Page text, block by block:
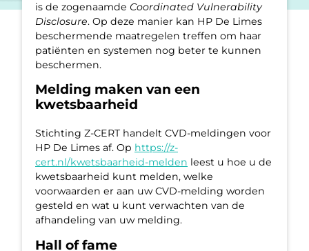
is de zogenaamde Coordinated Vulnerability
Disclosure. Op deze manier kan HP De Limes
beschermende maatregelen treffen om haar
patiënten en systemen nog beter te kunnen
beschermen.
Melding maken van een
kwetsbaarheid
Stichting Z-CERT handelt CVD-meldingen voor
HP De Limes af. Op https://z-
cert.nl/kwetsbaarheid-melden leest u hoe u de
kwetsbaarheid kunt melden, welke
voorwaarden er aan uw CVD-melding worden
gesteld en wat u kunt verwachten van de
afhandeling van uw melding.
Hall of fame